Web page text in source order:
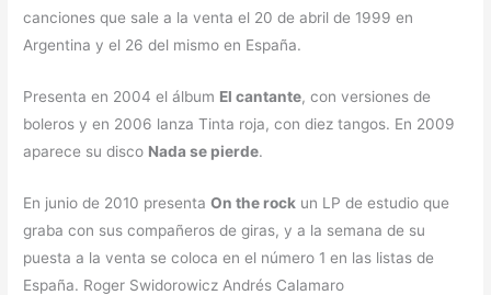
canciones que sale a la venta el 20 de abril de 1999 en
Argentina y el 26 del mismo en España.
Presenta en 2004 el álbum El cantante, con versiones de
boleros y en 2006 lanza Tinta roja, con diez tangos. En 2009
aparece su disco Nada se pierde.
En junio de 2010 presentaOn the rock un LP de estudio que
graba con sus compañeros de giras, y a la semana de su
puesta a la venta se coloca en el número 1 en las listas de
España. Roger Swidorowicz Andrés Calamaro